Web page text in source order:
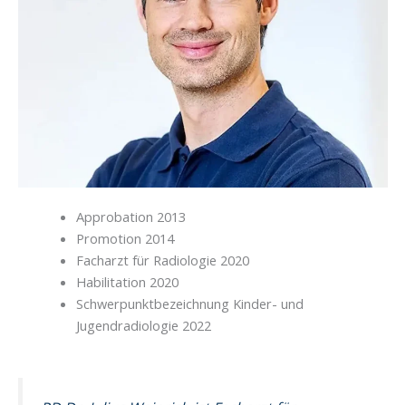
Approbation 2013
Promotion 2014
Facharzt für Radiologie 2020
Habilitation 2020
Schwerpunktbezeichnung Kinder- und
Jugendradiologie 2022